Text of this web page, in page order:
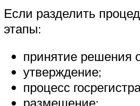
Если разделить
этапы:
принятие решения
утверждение;
процесс
размещение;